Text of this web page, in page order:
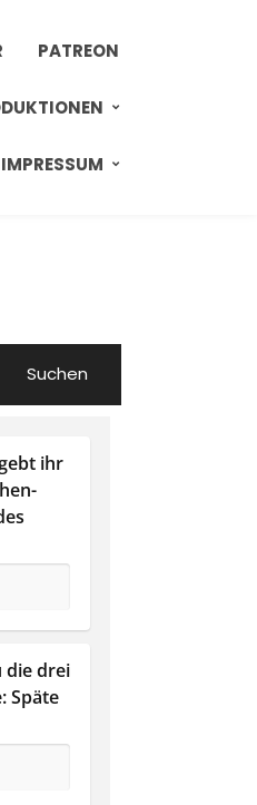
PATREON
IMPRESSUM
Suchen
ihr
die drei
Späte